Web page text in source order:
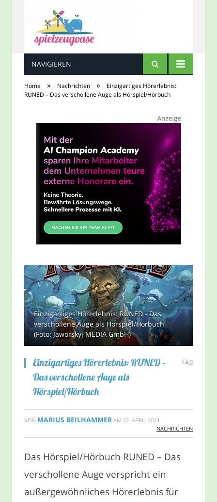
Spielzeugoase
NAVIGIEREN
Home » Nachrichten »
Einzigartiges Hörerlebnis:
RUNED – Das verschollene Auge als Hörspiel/Hörbuch
Einzigartiges Hörerlebnis: RUNED - Das
verschollene Auge als Hörspiel/Hörbuch
(Foto: Jaworskyj MEDIA GmbH)
Einzigartiges Hörerlebnis: RUNED –
Das verschollene Auge als
Hörspiel/Hörbuch
0
VON MARIUS BEILHAMMER AM 22. APRIL 2024
NACHRICHTEN
Das Hörspiel/Hörbuch RUNED – Das
verschollene Auge verspricht ein
außergewöhnliches Hörerlebnis für